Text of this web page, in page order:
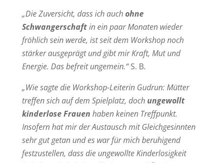
„Die Zuversicht, dass ich auchohne
Schwangerschaftin ein paar Monaten wieder
fröhlich sein werde, ist seit dem Workshop noch
stärker ausgeprägt und gibt mir Kraft, Mut und
Energie. Das befreit ungemein.“S. B.
„Wie sagte die Workshop-Leiterin Gudrun: Mütter
treffen sich auf dem Spielplatz, doch ungewollt
kinderlose Frauen haben keinen Treffpunkt.
Insofern hat mir der Austausch mit Gleichgesinnten
sehr gut getan und es war für mich beruhigend
festzustellen, dass die ungewollte Kinderlosigkeit